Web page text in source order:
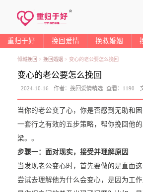
重归于好 挽回爱情 挽救婚姻
倾城挽回 > 挽回婚姻 > 变心的老公要怎么挽回
变心的老公要怎么挽回
2024-10-16 作者：挽回爱情精选 查看： 1190
当你的老公变了心，你是否感到无助和
一套行之有效的五步策略，帮你挽回他
梁。。
步骤一： 面对现实，接受并理解原因
当发现老公变心时，首先要做的是直面这
尝试去理解他为什么会变心，是因为工